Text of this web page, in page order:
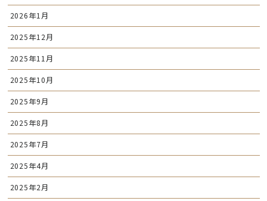
2026年1月
2025年12月
2025年11月
2025年10月
2025年9月
2025年8月
2025年7月
2025年4月
2025年2月